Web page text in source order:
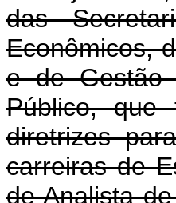
das
Econômicos,
e de Gestão
Público, que
diretrizes
carreiras de
de Analista